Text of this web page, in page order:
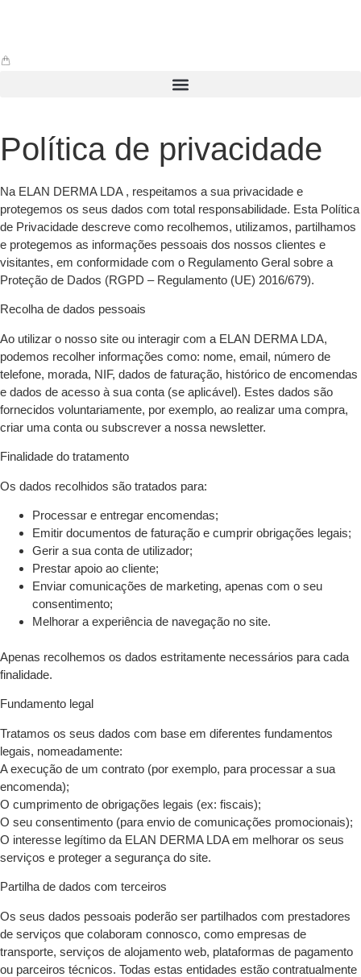
Política de privacidade
Na ELAN DERMA LDA , respeitamos a sua privacidade e
protegemos os seus dados com total responsabilidade. Esta Política
de Privacidade descreve como recolhemos, utilizamos, partilhamos
e protegemos as informações pessoais dos nossos clientes e
visitantes, em conformidade com o Regulamento Geral sobre a
Proteção de Dados (RGPD – Regulamento (UE) 2016/679).
Recolha de dados pessoais
Ao utilizar o nosso site ou interagir com a ELAN DERMA LDA,
podemos recolher informações como: nome, email, número de
telefone, morada, NIF, dados de faturação, histórico de encomendas
e dados de acesso à sua conta (se aplicável). Estes dados são
fornecidos voluntariamente, por exemplo, ao realizar uma compra,
criar uma conta ou subscrever a nossa newsletter.
Finalidade do tratamento
Os dados recolhidos são tratados para:
Processar e entregar encomendas;
Emitir documentos de faturação e cumprir obrigações legais;
Gerir a sua conta de utilizador;
Prestar apoio ao cliente;
Enviar comunicações de marketing, apenas com o seu
consentimento;
Melhorar a experiência de navegação no site.
Apenas recolhemos os dados estritamente necessários para cada
finalidade.
Fundamento legal
Tratamos os seus dados com base em diferentes fundamentos
legais, nomeadamente:
A execução de um contrato (por exemplo, para processar a sua
encomenda);
O cumprimento de obrigações legais (ex: fiscais);
O seu consentimento (para envio de comunicações promocionais);
O interesse legítimo da ELAN DERMA LDA em melhorar os seus
serviços e proteger a segurança do site.
Partilha de dados com terceiros
Os seus dados pessoais poderão ser partilhados com prestadores
de serviços que colaboram connosco, como empresas de
transporte, serviços de alojamento web, plataformas de pagamento
ou parceiros técnicos. Todas estas entidades estão contratualmente